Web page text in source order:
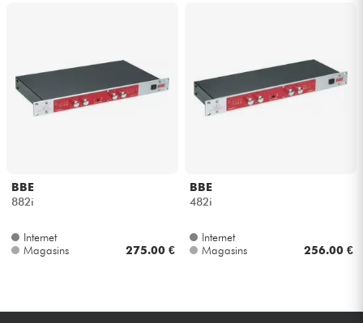
Eclairage
BBE
882i
Internet
Magasins
275.00 €
BBE
482i
Internet
Magasins
256.00 €